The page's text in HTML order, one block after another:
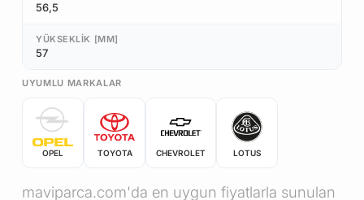
56,5
YÜKSEKLIK [MM]
57
UYUMLU MARKALAR
OPEL TOYOTA CHEVROLET LOTUS
maviparca.com'da en uygun fiyatlarla sunulan